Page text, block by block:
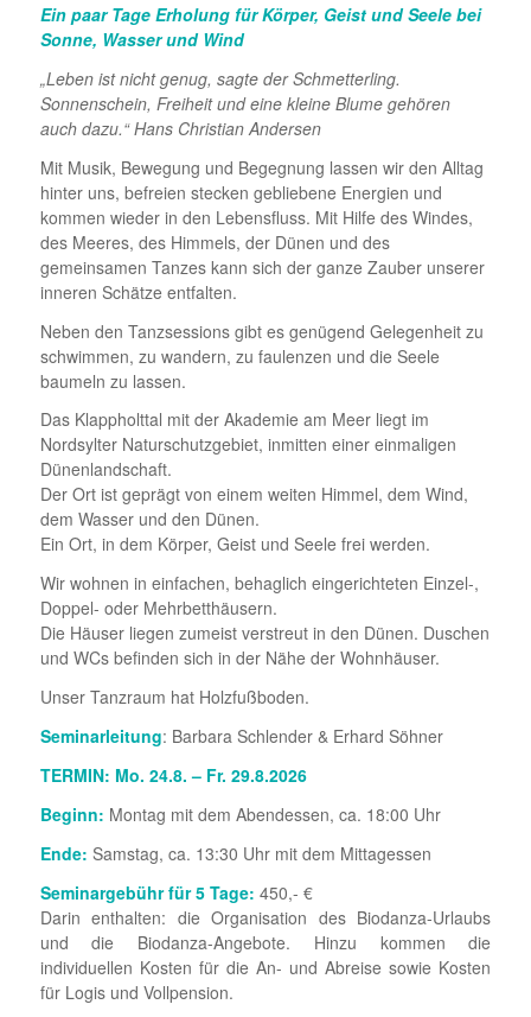
Ein paar Tage Erholung für Körper, Geist und Seele bei
Sonne, Wasser und Wind
„Leben ist nicht genug, sagte der Schmetterling.
Sonnenschein, Freiheit und eine kleine Blume gehören
auch dazu.“ Hans Christian Andersen
Mit Musik, Bewegung und Begegnung lassen wir den Alltag
hinter uns, befreien stecken gebliebene Energien und
kommen wieder in den Lebensfluss. Mit Hilfe des Windes,
des Meeres, des Himmels, der Dünen und des
gemeinsamen Tanzes kann sich der ganze Zauber unserer
inneren Schätze entfalten.
Neben den Tanzsessions gibt es genügend Gelegenheit zu
schwimmen, zu wandern, zu faulenzen und die Seele
baumeln zu lassen.
Das Klappholttal mit der Akademie am Meer liegt im
Nordsylter Naturschutzgebiet, inmitten einer einmaligen
Dünenlandschaft.
Der Ort ist geprägt von einem weiten Himmel, dem Wind,
dem Wasser und den Dünen.
Ein Ort, in dem Körper, Geist und Seele frei werden.
Wir wohnen in einfachen, behaglich eingerichteten Einzel-,
Doppel- oder Mehrbetthäusern.
Die Häuser liegen zumeist verstreut in den Dünen. Duschen
und WCs befinden sich in der Nähe der Wohnhäuser.
Unser Tanzraum hat Holzfußboden.
Seminarleitung: Barbara Schlender & Erhard Söhner
TERMIN: Mo. 24.8. – Fr. 29.8.2026
Beginn: Montag mit dem Abendessen, ca. 18:00 Uhr
Ende: Samstag, ca. 13:30 Uhr mit dem Mittagessen
Seminargebühr für 5 Tage: 450,- €
Darin enthalten: die Organisation des Biodanza-Urlaubs
und die Biodanza-Angebote. Hinzu kommen die
individuellen Kosten für die An- und Abreise sowie Kosten
für Logis und Vollpension.